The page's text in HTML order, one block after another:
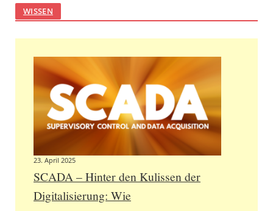
WISSEN
23. April 2025
SCADA – Hinter den Kulissen der
Digitalisierung: Wie